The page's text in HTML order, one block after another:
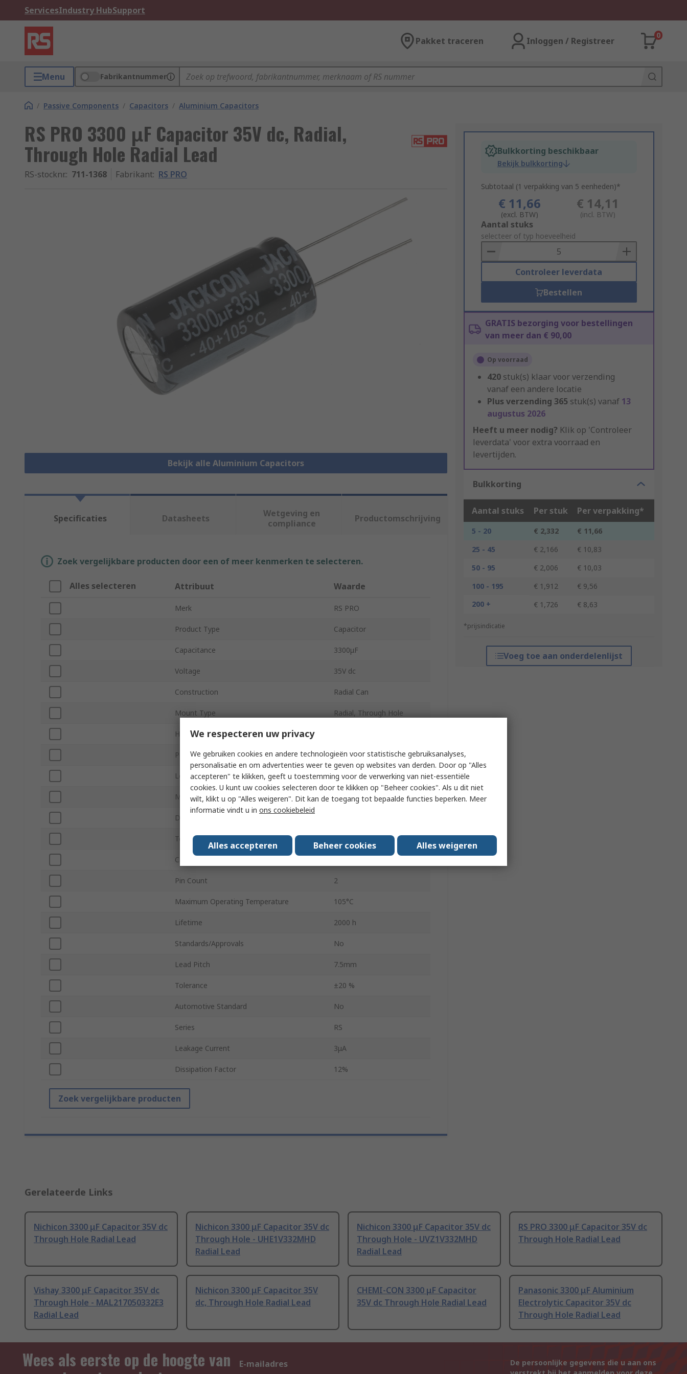
ServicesIndustry HubSupport
Pakket traceren Inloggen / Registreer
0
Menu Fabrikantnummer
/ Passive Components / Capacitors / Aluminium Capacitors
RS PRO 3300 μF Capacitor 35V dc, Radial,
Through Hole Radial Lead
RS-stocknr.: 711-1368 Fabrikant: RS PRO
Bekijk alle Aluminium Capacitors
Bulkkorting beschikbaar
Bekijk bulkkorting
Subtotaal (1 verpakking van 5 eenheden)*
€ 11,66
(excl. BTW)
€ 14,11
(incl. BTW)
Add
to
Basket
Aantal stuks
selecteer of typ hoeveelheid
Controleer leverdata
Bestellen
GRATIS bezorging voor bestellingen
van meer dan € 90,00
Op voorraad
420 stuk(s) klaar voor verzending
vanaf een andere locatie
Plus verzending 365 stuk(s) vanaf 13
augustus 2026
Heeft u meer nodig? Klik op 'Controleer
leverdata' voor extra voorraad en
levertijden.
Bulkkorting
Aantal stuks Per stuk Per verpakking*
5 - 20 € 2,332
€ 11,66
25 - 45
€ 2,166
€ 10,83
50 - 95
€ 2,006
€ 10,03
100 - 195
€ 1,912
€ 9,56
200 +
€ 1,726 € 8,63
*prijsindicatie
Voeg toe aan onderdelenlijst
Specificaties Datasheets
Wetgeving en
compliance
Productomschrijving
Zoek vergelijkbare producten door een of meer kenmerken te selecteren.
Alles selecteren Attribuut Waarde
Merk RS PRO
Product Type Capacitor
Capacitance 3300μF
Voltage 35V dc
Construction Radial Can
Mount Type Radial, Through Hole
Height
Polarity Polar
Length 31mm
Minimum Operating Temperature -40°C
Diameter
Termination Type
Capacitor Ripple Current
Pin Count 2
Maximum Operating Temperature 105°C
Lifetime 2000 h
Standards/Approvals No
Lead Pitch 7.5mm
Tolerance ±20 %
Automotive Standard No
Series RS
Leakage Current 3μA
Dissipation Factor 12%
Zoek vergelijkbare producten
Gerelateerde Links
Nichicon 3300 μF Capacitor 35V dc
Through Hole Radial Lead
Nichicon 3300 μF Capacitor 35V dc
Through Hole - UHE1V332MHD
Radial Lead
Nichicon 3300 μF Capacitor 35V dc
Through Hole - UVZ1V332MHD
Radial Lead
RS PRO 3300 μF Capacitor 35V dc
Through Hole Radial Lead
Vishay 3300 μF Capacitor 35V dc
Through Hole - MAL217050332E3
Radial Lead
Nichicon 3300 μF Capacitor 35V
dc, Through Hole Radial Lead
CHEMI-CON 3300 μF Capacitor
35V dc Through Hole Radial Lead
Panasonic 3300 μF Aluminium
Electrolytic Capacitor 35V dc
Through Hole Radial Lead
Wees als eerste op de hoogte van
E-mailadres
De persoonlijke gegevens die u aan ons
We respecteren uw privacy
We gebruiken cookies en andere technologieën voor statistische gebruiksanalyses,
personalisatie en om advertenties weer te geven op websites van derden. Door op "Alles
accepteren" te klikken, geeft u toestemming voor de verwerking van niet-essentiële
cookies. U kunt uw cookies selecteren door te klikken op "Beheer cookies". Als u dit niet
wilt, klikt u op "Alles weigeren". Dit kan de toegang tot bepaalde functies beperken. Meer
informatie vindt u in ons cookiebeleid
Alles accepteren Beheer cookies Alles weigeren